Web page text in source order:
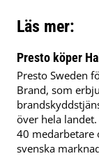
Läs mer:
Presto köper
Presto Sweden
Brand, som
över hela
40 medarbetare
svenska